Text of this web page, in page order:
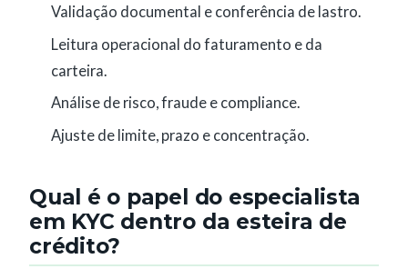
Validação documental e conferência de lastro.
Leitura operacional do faturamento e da
carteira.
Análise de risco, fraude e compliance.
Ajuste de limite, prazo e concentração.
Qual é o papel do especialista
em KYC dentro da esteira de
crédito?